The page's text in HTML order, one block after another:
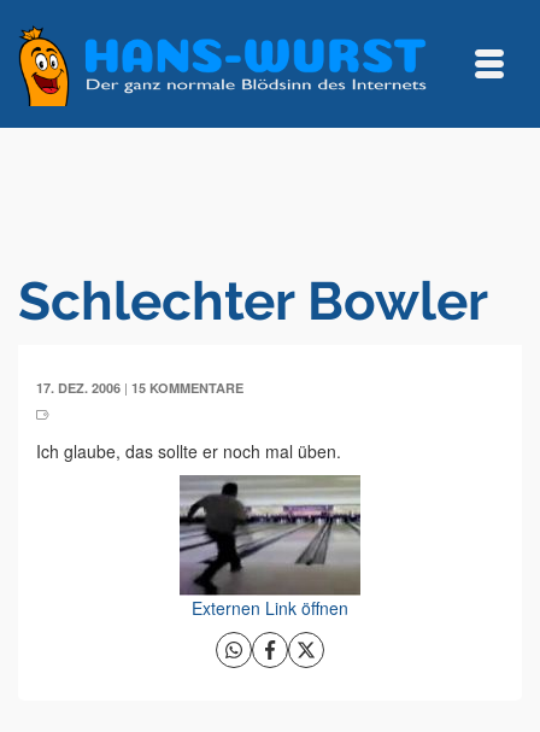
Schlechter Bowler
17. DEZ. 2006 | 15 KOMMENTARE
Ich glaube, das sollte er noch mal üben.
Externen Link öffnen